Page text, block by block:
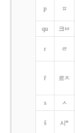
p ㅍ
qu 크ㅂ
r ㄹ
ř 르ㅈ
s ㅅ
š 시*